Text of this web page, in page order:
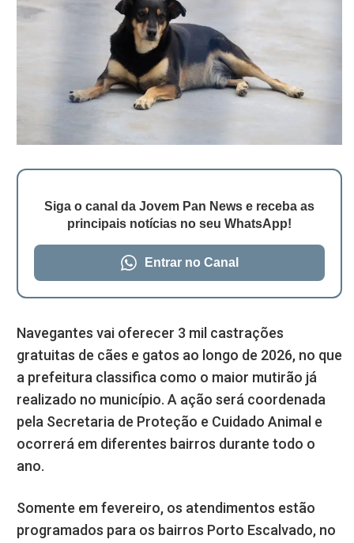
Siga o canal da Jovem Pan News e receba as
principais notícias no seu WhatsApp!
Entrar no Canal
Navegantes vai oferecer 3 mil castrações
gratuitas de cães e gatos ao longo de 2026, no que
a prefeitura classifica como o maior mutirão já
realizado no município. A ação será coordenada
pela Secretaria de Proteção e Cuidado Animal e
ocorrerá em diferentes bairros durante todo o
ano.
Somente em fevereiro, os atendimentos estão
programados para os bairros Porto Escalvado, no